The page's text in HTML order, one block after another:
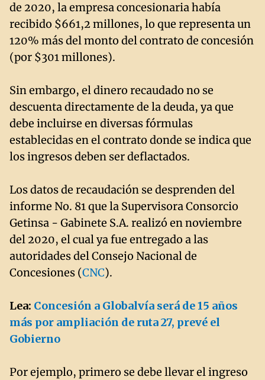
de 2020, la empresa concesionaria había
recibido $661,2 millones, lo que representa un
120% más del monto del contrato de concesión
(por $301 millones).
Sin embargo, el dinero recaudado no se
descuenta directamente de la deuda, ya que
debe incluirse en diversas fórmulas
establecidas en el contrato donde se indica que
los ingresos deben ser deflactados.
Los datos de recaudación se desprenden del
informe No. 81 que la Supervisora Consorcio
Getinsa - Gabinete S.A. realizó en noviembre
del 2020, el cual ya fue entregado a las
autoridades del Consejo Nacional de
Concesiones (CNC).
Lea: Concesión a Globalvía será de 15 años
más por ampliación de ruta 27, prevé el
Gobierno
Por ejemplo, primero se debe llevar el ingreso